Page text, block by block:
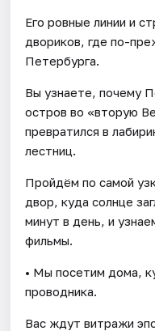
Его ровные линии и
двориков, где по-
Петербурга.
Вы узнаете, почему
остров во «вторую
превратился в
лестниц.
Пройдём по самой
двор, куда солнце
минут в день, и
фильмы.
• Мы посетим дома,
проводника.
Вас ждут витражи